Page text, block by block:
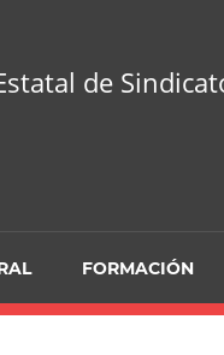
de
FORMACIÓN